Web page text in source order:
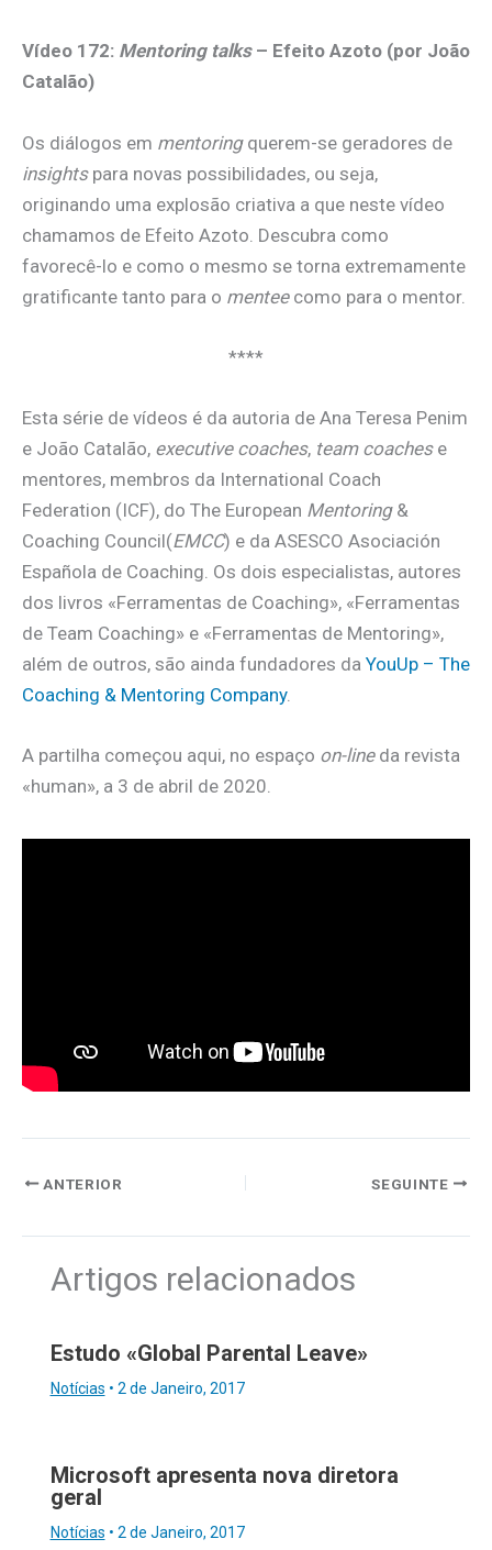
Vídeo 172: Mentoring talks– Efeito Azoto (por João
Catalão)
Os diálogos em mentoringquerem-se geradores de
insightspara novas possibilidades, ou seja,
originando uma explosão criativa a que neste vídeo
chamamos de Efeito Azoto. Descubra como
favorecê-lo e como o mesmo se torna extremamente
gratificante tanto para o mentee como para o mentor.
****
Esta série de vídeos é da autoria de Ana Teresa Penim
e João Catalão, executive coaches, team coachese
mentores, membros da International Coach
Federation (ICF), do The European Mentoring&
Coaching Council(EMCC) e da ASESCO Asociación
Española de Coaching. Os dois especialistas, autores
dos livros «Ferramentas de Coaching», «Ferramentas
de Team Coaching» e «Ferramentas de Mentoring»,
além de outros, são ainda fundadores da YouUp – The
Coaching & Mentoring Company.
A partilha começou aqui, no espaço on-lineda revista
«human», a 3 de abril de 2020.
ANTERIOR SEGUINTE
Artigos relacionados
Estudo «Global Parental Leave»
Notícias • 2 de Janeiro, 2017
Microsoft apresenta nova diretora
geral
Notícias • 2 de Janeiro, 2017